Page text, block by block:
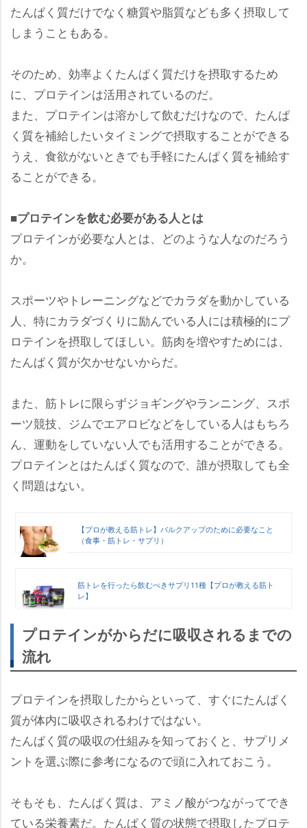
たんぱく質だけでなく糖質や脂質なども多く摂取して
しまうこともある。
そのため、効率よくたんぱく質だけを摂取するため
に、プロテインは活用されているのだ。
また、プロテインは溶かして飲むだけなので、たんぱ
く質を補給したいタイミングで摂取することができる
うえ、食欲がないときでも手軽にたんぱく質を補給す
ることができる。
■プロテインを飲む必要がある人とは
プロテインが必要な人とは、どのような人なのだろう
か。
スポーツやトレーニングなどでカラダを動かしている
人、特にカラダづくりに励んでいる人には積極的にプ
ロテインを摂取してほしい。筋肉を増やすためには、
たんぱく質が欠かせないからだ。
また、筋トレに限らずジョギングやランニング、スポ
ーツ競技、ジムでエアロビなどをしている人はもちろ
ん、運動をしていない人でも活用することができる。
プロテインとはたんぱく質なので、誰が摂取しても全
く問題はない。
【プロが教える筋トレ】バルクアップのために必要なこと
（食事・筋トレ・サプリ）
筋トレを行ったら飲むべきサプリ11種【プロが教える筋ト
レ】
プロテインがからだに吸収されるまでの
流れ
プロテインを摂取したからといって、すぐにたんぱく
質が体内に吸収されるわけではない。
たんぱく質の吸収の仕組みを知っておくと、サプリメ
ントを選ぶ際に参考になるので頭に入れておこう。
そもそも、たんぱく質は、アミノ酸がつながってでき
ている栄養素だ。たんぱく質の状態で摂取したプロテ